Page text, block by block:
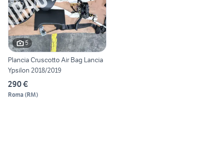
5
Plancia Cruscotto Air Bag Lancia
Ypsilon 2018/2019
290 €
Roma (RM)